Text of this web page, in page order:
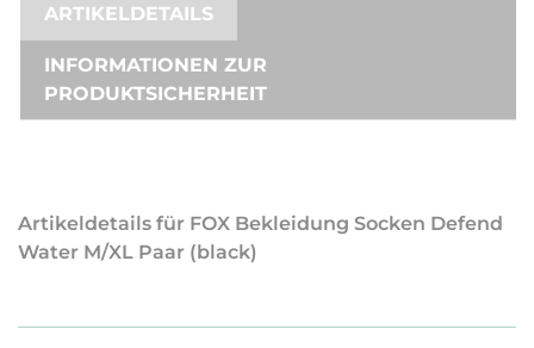
ARTIKELDETAILS
INFORMATIONEN ZUR
PRODUKTSICHERHEIT
Artikeldetails für FOX Bekleidung Socken Defend
Water M/XL Paar (black)